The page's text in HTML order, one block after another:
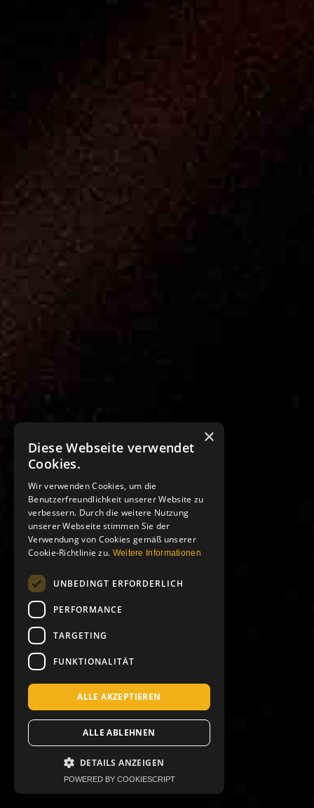
×
Diese Webseite verwendet
Cookies.
Wir verwenden Cookies, um die
Benutzerfreundlichkeit unserer Website zu
verbessern. Durch die weitere Nutzung
unserer Webseite stimmen Sie der
Verwendung von Cookies gemäß unserer
Cookie-Richtlinie zu. Weitere Informationen
UNBEDINGT ERFORDERLICH
PERFORMANCE
TARGETING
FUNKTIONALITÄT
ALLE AKZEPTIEREN
ALLE ABLEHNEN
DETAILS ANZEIGEN
POWERED BY COOKIESCRIPT